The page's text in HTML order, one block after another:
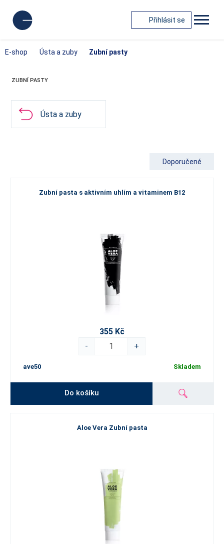
Přihlásit se
E-shop Ústa a zuby Zubní pasty
ZUBNÍ PASTY
Ústa a zuby
Doporučené
Zubní pasta s aktivním uhlím a vitaminem B12
355 Kč
-
+
ave50 Skladem
Do košíku
Aloe Vera Zubní pasta